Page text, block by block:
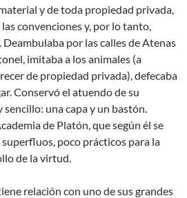
y de toda propiedad privada,
convenciones y, por lo tanto,
Deambulaba por las calles de Atenas
imitaba a los animales (a
de propiedad privada), defecaba
Conservó el atuendo de su
una capa y un bastón.
de Platón, que según él se
poco prácticos para la
de la virtud.
relación con uno de sus grandes